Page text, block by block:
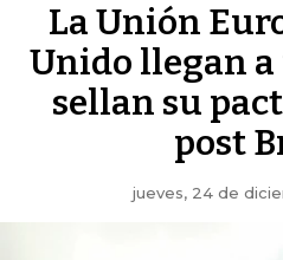
La Unión
Unido llegan
sellan su
post
jueves, 24 de